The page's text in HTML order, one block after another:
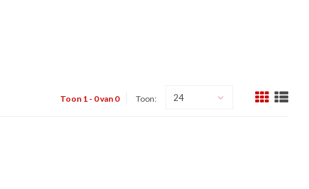
Toon 1 - 0 van 0 Toon: 24